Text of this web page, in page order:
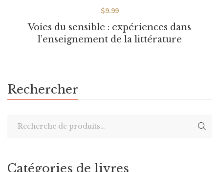
Voies du sensible : expériences dans
l’enseignement de la littérature
$9.99
Rechercher
Catégories de livres